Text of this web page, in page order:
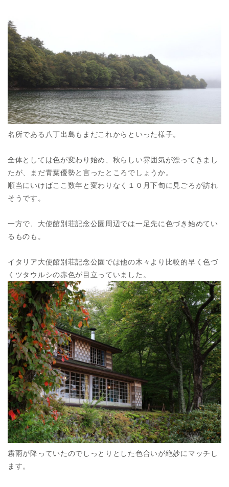
名所である八丁出島もまだこれからといった様子。
全体としては色が変わり始め、秋らしい雰囲気が漂ってきまし
たが、まだ青葉優勢と言ったところでしょうか。
順当にいけばここ数年と変わりなく１０月下旬に見ごろが訪れ
そうです。
一方で、大使館別荘記念公園周辺では一足先に色づき始めてい
るものも。
イタリア大使館別荘記念公園では他の木々より比較的早く色づ
くツタウルシの赤色が目立っていました。
霧雨が降っていたのでしっとりとした色合いが絶妙にマッチし
ます。